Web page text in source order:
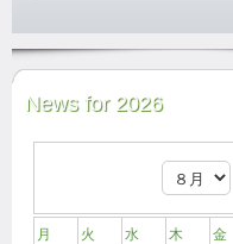
News for 2026
月 火 水 木 金